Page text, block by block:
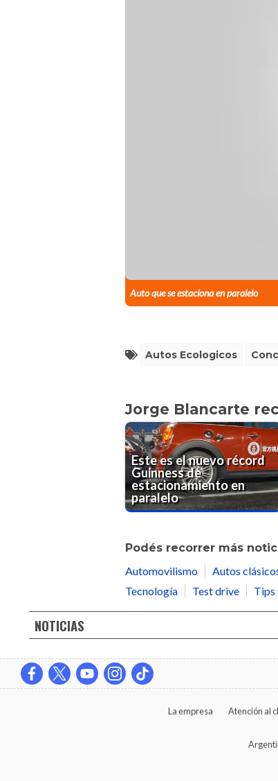
Auto que se estaciona en paralelo
Autos Ecologicos
Jorge Blancarte
Este es el nuevo récord
Guinness de
estacionamiento en
paralelo
Podés recorrer más
Automovilismo
Autos
Tecnología
Test drive Tips
NOTICIAS
La empresa Atención al